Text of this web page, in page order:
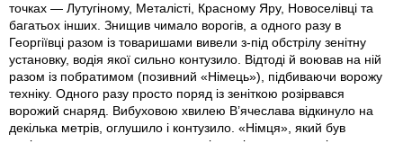
точках — Лутугіному, Металісті, Красному Яру, Новоселівці та
багатьох інших. Знищив чимало ворогів, а одного разу в
Георгіївці разом із товаришами вивели з-під обстрілу зенітну
установку, водія якої сильно контузило. Відтоді й воював на ній
разом із побратимом (позивний «Німець»), підбиваючи ворожу
техніку. Одного разу просто поряд із зеніткою розірвався
ворожий снаряд. Вибуховою хвилею В’ячеслава відкинуло на
декілька метрів, оглушило і контузило. «Німця», який був